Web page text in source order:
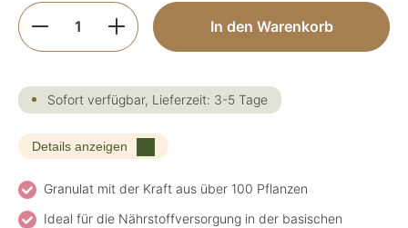
Produkt Anzahl: Gib den gewünschten
In den Warenkorb
Sofort verfügbar, Lieferzeit: 3-5 Tage
Details anzeigen
Granulat mit der Kraft aus über 100 Pflanzen
Ideal für die Nährstoffversorgung in der basischen